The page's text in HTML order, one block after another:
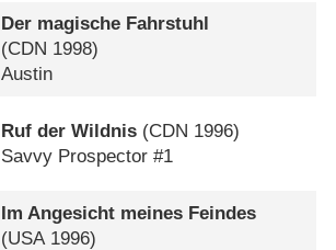
Der magische Fahrstuhl
(CDN 1998)
Austin
Ruf der Wildnis (CDN 1996)
Savvy Prospector #1
Im Angesicht meines Feindes
(USA1996)